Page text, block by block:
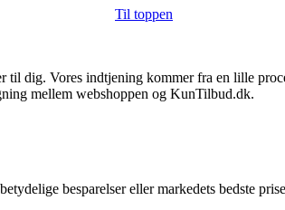
Til toppen
dig. Vores indtjening kommer fra en lille
mellem webshoppen og KunTilbud.dk.
besparelser eller markedets bedste